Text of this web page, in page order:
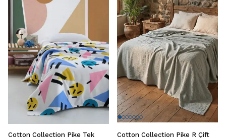
Cotton Collection Pike Tek
Cotton Collection Pike R Çift